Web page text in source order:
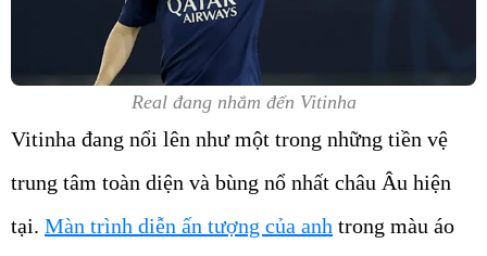
Real đang nhắm đến Vitinha
Vitinha đang nổi lên như một trong những tiền vệ
trung tâm toàn diện và bùng nổ nhất châu Âu hiện
tại. Màn trình diễn ấn tượng của anh trong màu áo